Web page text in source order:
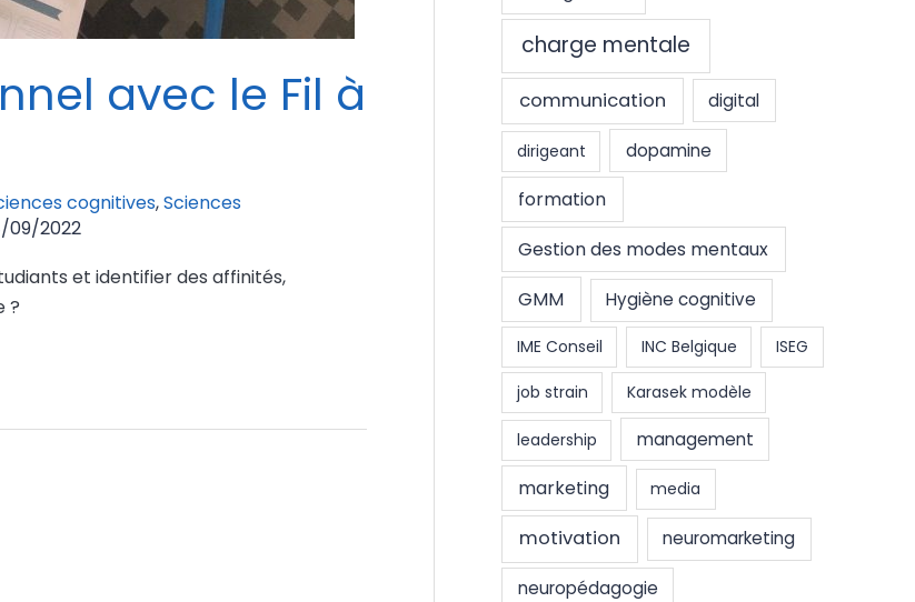
avec le Fil à
cognitives,Sciences
09/2022
et identifier des affinités,
?
charge mentale
communication digital
dirigeant dopamine
formation
Gestion des modes mentaux
GMM
Hygiène cognitive
IME Conseil INC Belgique ISEG
job strain Karasek modèle
leadership management
marketing media
motivation neuromarketing
neuropédagogie